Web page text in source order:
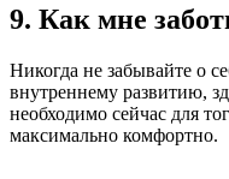
9. Как мне
Никогда не забывайте о
внутреннему развитию,
необходимо сейчас для
максимально комфортно.